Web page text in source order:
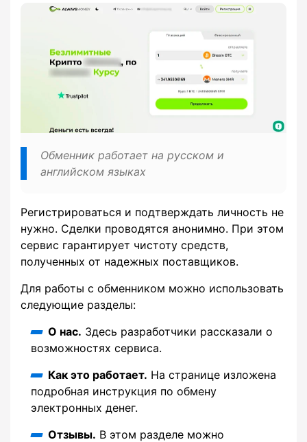
Обменник работает на русском и
английском языках
Регистрироваться и подтверждать личность не
нужно. Сделки проводятся анонимно. При этом
сервис гарантирует чистоту средств,
полученных от надежных поставщиков.
Для работы с обменником можно использовать
следующие разделы:
О нас. Здесь разработчики рассказали о
возможностях сервиса.
Как это работает. На странице изложена
подробная инструкция по обмену
электронных денег.
Отзывы. В этом разделе можно